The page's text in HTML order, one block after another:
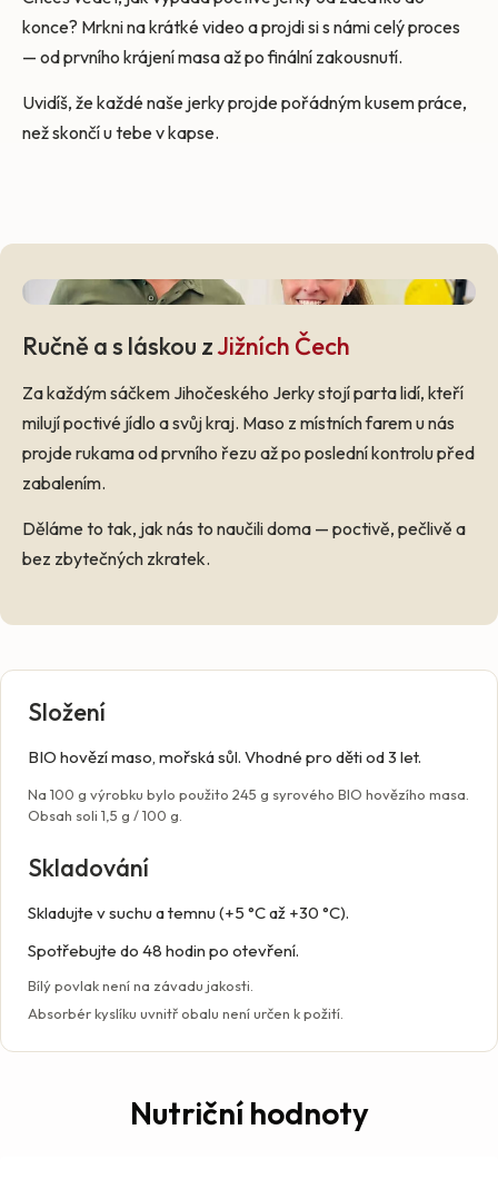
konce? Mrkni na krátké video a projdi si s námi celý proces
— od prvního krájení masa až po finální zakousnutí.
Uvidíš, že každé naše jerky projde pořádným kusem práce,
než skončí u tebe v kapse.
Ručně a s láskou zJižních Čech
Za každým sáčkem Jihočeského Jerky stojí parta lidí, kteří
milují poctivé jídlo a svůj kraj. Maso z místních farem u nás
projde rukama od prvního řezu až po poslední kontrolu před
zabalením.
Děláme to tak, jak nás to naučili doma — poctivě, pečlivě a
bez zbytečných zkratek.
Složení
BIO hovězí maso, mořská sůl. Vhodné pro děti od 3 let.
Na 100 g výrobku bylo použito 245 g syrového BIO hovězího masa.
Obsah soli 1,5 g / 100 g.
Skladování
Skladujte v suchu a temnu (+5 °C až +30 °C).
Spotřebujte do 48 hodin po otevření.
Bílý povlak není na závadu jakosti.
Absorbér kyslíku uvnitř obalu není určen k požití.
Nutriční hodnoty